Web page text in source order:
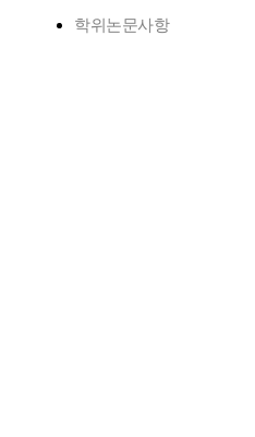
학위논문사항